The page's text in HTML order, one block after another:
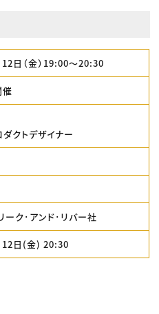
日（金）19:00〜20:30
催
クトデザイナー
ーク･アンド･リバー社
日(金) 20:30